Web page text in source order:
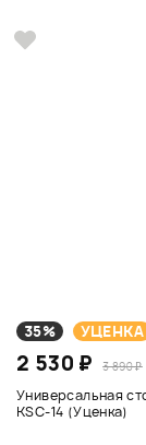
35% УЦЕНКА
2 530 ₽ 3 890 ₽
Универсальная
KSC-14 (Уценка)